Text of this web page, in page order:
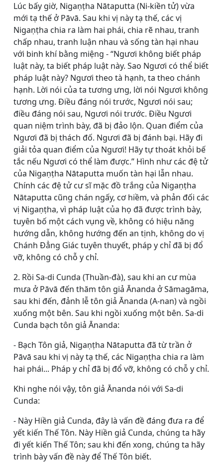
Lúc bấy giờ, Nigaṇṭha Nātaputta (Ni-kiền tử) vừa
mới tạ thế ở Pāvā. Sau khi vị này tạ thế, các vị
Nigaṇṭha chia ra làm hai phái, chia rẽ nhau, tranh
chấp nhau, tranh luận nhau và sống tàn hại nhau
với binh khí bằng miệng - “Ngươi không biết pháp
luật này, ta biết pháp luật này. Sao Ngươi có thể biết
pháp luật này? Ngươi theo tà hạnh, ta theo chánh
hạnh. Lời nói của ta tương ưng, lời nói Ngươi không
tương ưng. Ðiều đáng nói trước, Ngươi nói sau;
điều đáng nói sau, Ngươi nói trước. Ðiều Ngươi
quan niệm trình bày, đã bị đảo lộn. Quan điểm của
Ngươi đã bị thách đố. Ngươi đã bị đánh bại. Hãy đi
giải tỏa quan điểm của Ngươi! Hãy tự thoát khỏi bế
tắc nếu Ngươi có thể làm được.” Hình như các đệ tử
của Nigaṇṭha Nātaputta muốn tàn hại lẫn nhau.
Chính các đệ tử cư sĩ mặc đồ trắng của Nigaṇṭha
Nātaputta cũng chán ngấy, cơ hiềm, và phản đối các
vị Nigaṇṭha, vì pháp luật của họ đã được trình bày,
tuyên bố một cách vụng về, không có hiệu năng
hướng dẫn, không hướng đến an tịnh, không do vị
Chánh Ðẳng Giác tuyên thuyết, pháp y chỉ đã bị đổ
vỡ, không có chỗ y chỉ.
2. Rồi Sa-di Cunda (Thuần-đà), sau khi an cư mùa
mưa ở Pāvā đến thăm tôn giả Ānanda ở Sāmagāma,
sau khi đến, đảnh lễ tôn giả Ānanda (A-nan) và ngồi
xuống một bên. Sau khi ngồi xuống một bên. Sa-di
Cunda bạch tôn giả Ānanda:
- Bạch Tôn giả, Nigaṇṭha Nātaputta đã từ trần ở
Pāvā sau khi vị này tạ thế, các Nigaṇṭha chia ra làm
hai phái... Pháp y chỉ đã bị đổ vỡ, không có chỗ y chỉ.
Khi nghe nói vậy, tôn giả Ānanda nói với Sa-di
Cunda:
- Này Hiền giả Cunda, đây là vấn đề đáng đưa ra để
yết kiến Thế Tôn. Này Hiền giả Cunda, chúng ta hãy
đi yết kiến Thế Tôn; sau khi đến xong, chúng ta hãy
trình bày vấn đề này để Thế Tôn biết.